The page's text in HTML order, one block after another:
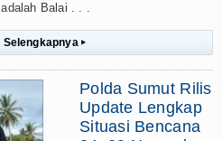
Balai . . .
Selengkapnya ▸
Polda Sumut Rilis
Update Lengkap
Situasi Bencana